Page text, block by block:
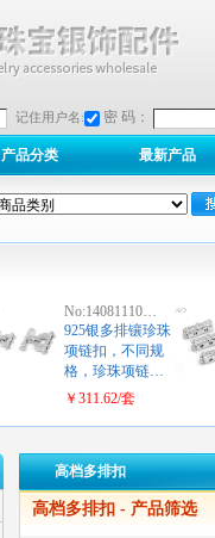
记住用户名: 密 码：
产品分类 最新产品
No:14081110…
925银多排镶珍珠
项链扣，不同规
格，珍珠项链…
￥311.62/套
高档多排扣
高档多排扣 - 产品筛选